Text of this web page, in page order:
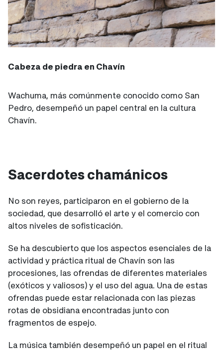
Cabeza de piedra en Chavín
Wachuma, más comúnmente conocido como San
Pedro, desempeñó un papel central en la cultura
Chavín.
Sacerdotes chamánicos
No son reyes, participaron en el gobierno de la
sociedad, que desarrolló el arte y el comercio con
altos niveles de sofisticación.
Se ha descubierto que los aspectos esenciales de la
actividad y práctica ritual de Chavín son las
procesiones, las ofrendas de diferentes materiales
(exóticos y valiosos) y el uso del agua. Una de estas
ofrendas puede estar relacionada con las piezas
rotas de obsidiana encontradas junto con
fragmentos de espejo.
La música también desempeñó un papel en el ritual